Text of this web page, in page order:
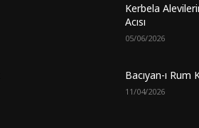
Kerbela
Acısı
05/06/2026
Bacıyan-ı Rum
11/04/2026